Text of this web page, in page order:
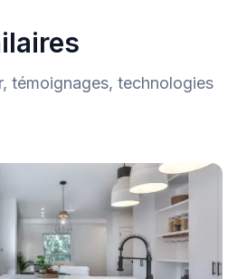
témoignages, technologies